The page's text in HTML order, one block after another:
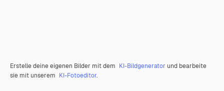
Erstelle deine eigenen Bilder mit dem KI-Bildgenerator und bearbeite
sie mit unserem KI-Fotoeditor.